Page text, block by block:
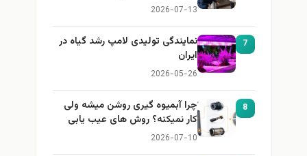
2026-07-13
7
نمایندگی تولیدی لامپ رشد گیاه در
ایران
2026-05-26
8
چرا آبمیوه گیری روشن میشه ولی
کار نمیکنه؟ روش های عیب یابی
2026-07-10